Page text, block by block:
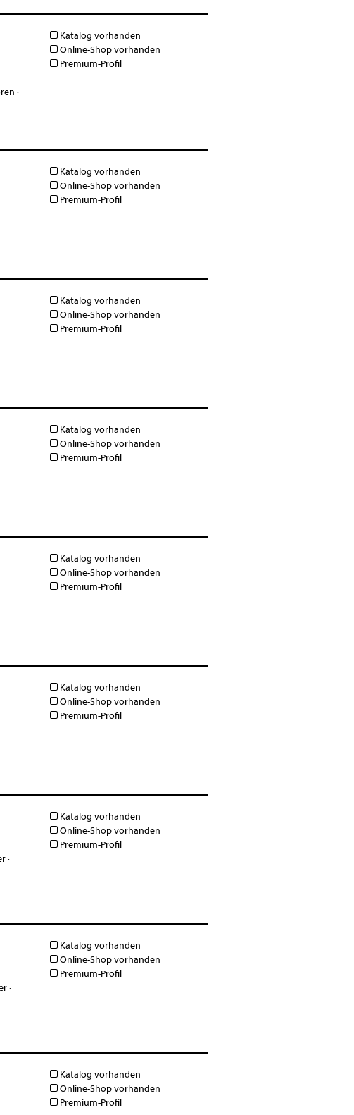
·
Katalog vorhanden
Online-Shop vorhanden
Premium-Profil
Katalog vorhanden
Online-Shop vorhanden
Premium-Profil
Katalog vorhanden
Online-Shop vorhanden
Premium-Profil
Katalog vorhanden
Online-Shop vorhanden
Premium-Profil
Katalog vorhanden
Online-Shop vorhanden
Premium-Profil
Katalog vorhanden
Online-Shop vorhanden
Premium-Profil
·
Katalog vorhanden
Online-Shop vorhanden
Premium-Profil
·
Katalog vorhanden
Online-Shop vorhanden
Premium-Profil
Katalog vorhanden
Online-Shop vorhanden
Premium-Profil